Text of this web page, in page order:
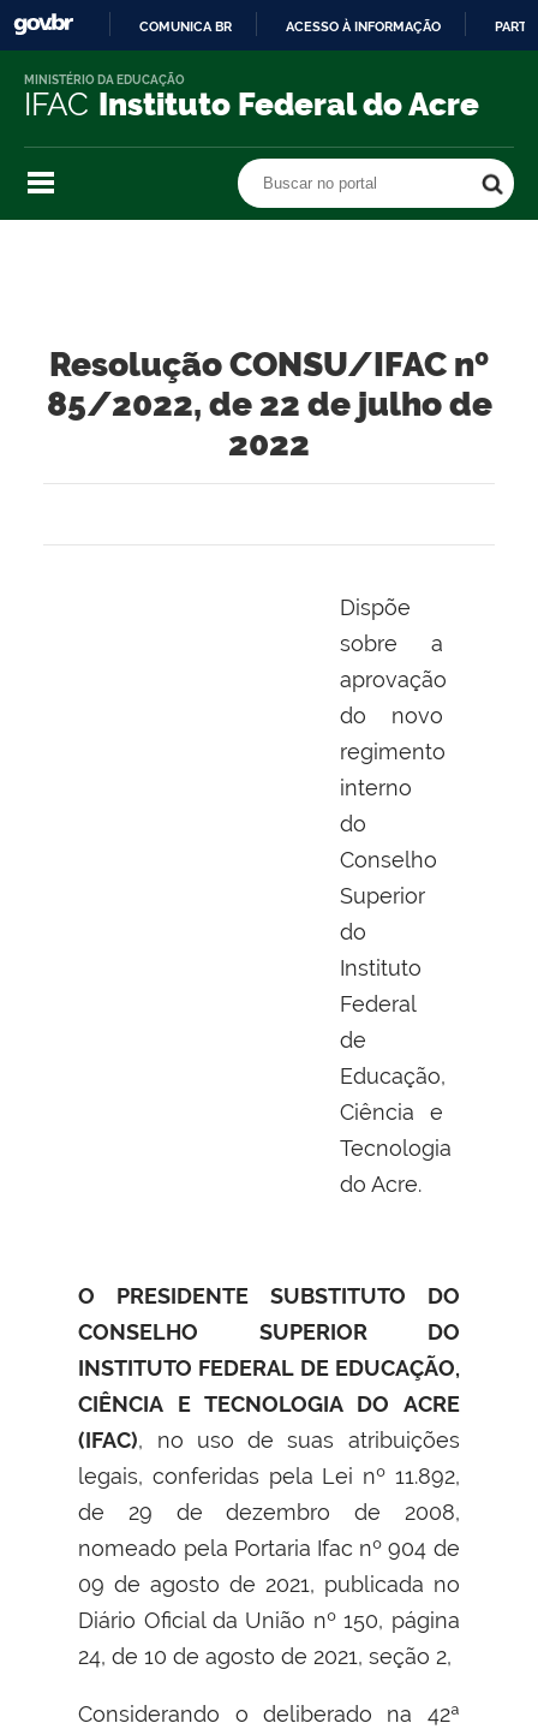
O
COMUNICA BR ACESSO À INFORMAÇÃO
IFAC Instituto Federal do Acre
MINISTÉRIO DA EDUCAÇÃO
Buscar no portal
Resolução CONSU/IFAC nº
85/2022, de 22 de julho de
2022
Dispõe
sobre a
aprovação
do novo
regimento
interno
do
Conselho
Superior
do
Instituto
Federal
de
Educação,
Ciência e
Tecnologia
do Acre.
O PRESIDENTE SUBSTITUTO DO
CONSELHO SUPERIOR DO
INSTITUTO FEDERAL DE EDUCAÇÃO,
CIÊNCIA E TECNOLOGIA DO ACRE
(IFAC), no uso de suas atribuições
legais, conferidas pela Lei nº 11.892,
de 29 de dezembro de 2008,
nomeado pela Portaria Ifac nº 904 de
09 de agosto de 2021, publicada no
Diário Oficial da União nº 150, página
24, de 10 de agosto de 2021, seção 2,
Considerando o deliberado na 42ª